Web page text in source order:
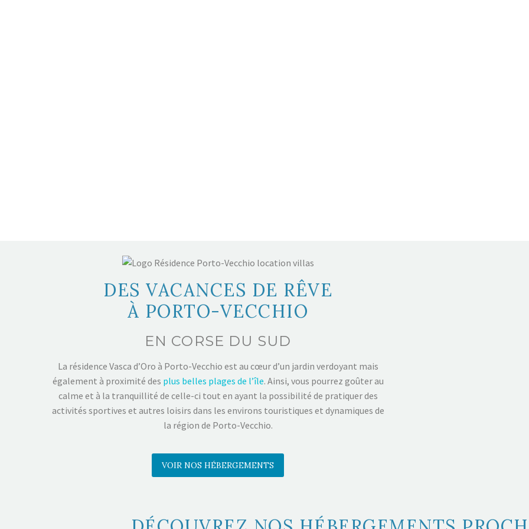
DES VACANCES DE RÊVE
À PORTO-VECCHIO
EN CORSE DU SUD
La résidence Vasca d’Oro à Porto-Vecchio est au cœur d’un jardin verdoyant mais
également à proximité des plus belles plages de l’île. Ainsi, vous pourrez goûter au
calme et à la tranquillité de celle-ci tout en ayant la possibilité de pratiquer des
activités sportives et autres loisirs dans les environs touristiques et dynamiques de
la région de Porto-Vecchio.
VOIR NOS HÉBERGEMENTS